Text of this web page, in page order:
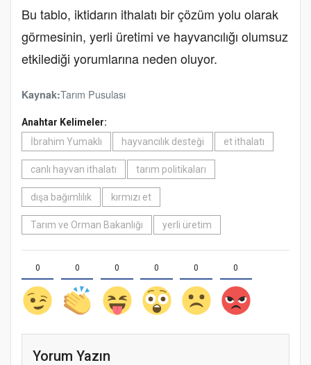
Bu tablo, iktidarın ithalatı bir çözüm yolu olarak
görmesinin, yerli üretimi ve hayvancılığı olumsuz
etkilediği yorumlarına neden oluyor.
Kaynak:Tarım Pusulası
Anahtar Kelimeler:
İbrahim Yumaklı
hayvancılık desteği et ithalatı
canlı hayvan ithalatı tarım politikaları
dışa bağımlılık kırmızı et
Tarım ve Orman Bakanlığı yerli üretim
0 0 0 0 0 0
Yorum Yazın